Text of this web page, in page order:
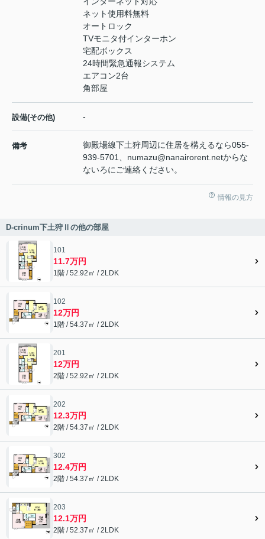
ネット使用料無料
オートロック
TVモニタ付インターホン
宅配ボックス
24時間緊急通報システム
エアコン2台
角部屋
設備(その他) -
備考
御殿場線下土狩周辺に住居を構えるなら055-
939-5701、numazu@nanairorent.netからな
ないろにご連絡ください。
情報の見方
D-crinum下土狩Ⅱの他の部屋
101
11.7万円
1階 / 52.92㎡ / 2LDK
102
12万円
1階 / 54.37㎡ / 2LDK
201
12万円
2階 / 52.92㎡ / 2LDK
202
12.3万円
2階 / 54.37㎡ / 2LDK
302
12.4万円
2階 / 54.37㎡ / 2LDK
203
12.1万円
2階 / 52.37㎡ / 2LDK